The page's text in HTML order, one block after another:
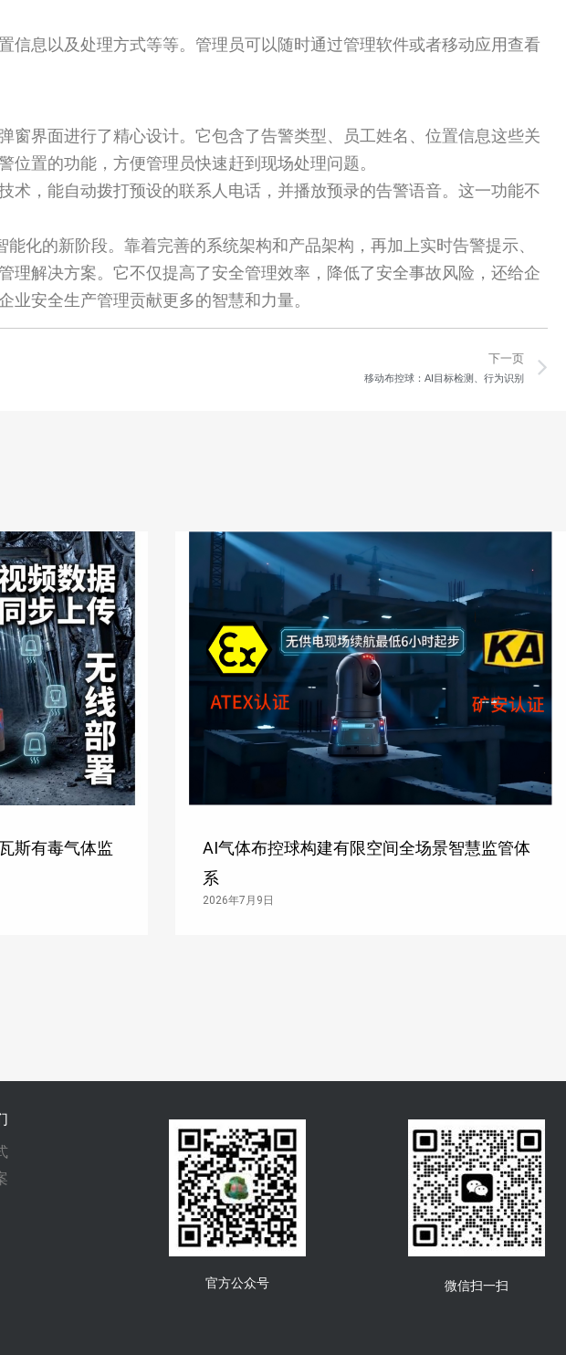
息以及处理方式等等。管理员可以随时通过管理软件或者移动应用查看
界面进行了精心设计。它包含了告警类型、员工姓名、位置信息这些关
置的功能，方便管理员快速赶到现场处理问题。
，能自动拨打预设的联系人电话，并播放预录的告警语音。这一功能不
化的新阶段。靠着完善的系统架构和产品架构，再加上实时告警提示、
解决方案。它不仅提高了安全管理效率，降低了安全事故风险，还给企
安全生产管理贡献更多的智慧和力量。
下一页
移动布控球：AI目标检测、行为识别
斯有毒气体监
AI气体布控球构建有限空间全场景智慧监管体
系
2026年7月9日
官方公众号 微信扫一扫